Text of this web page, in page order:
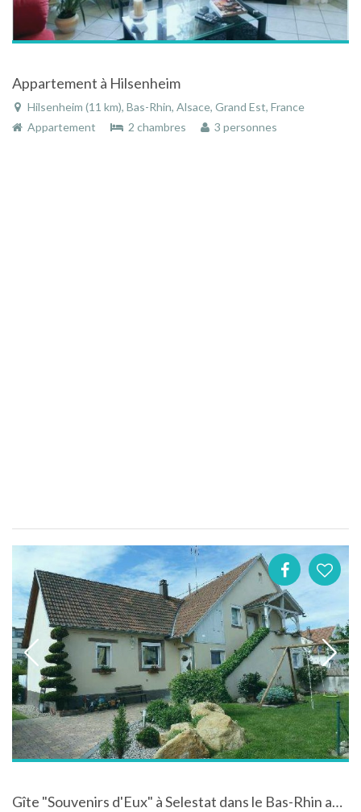
Appartement à Hilsenheim
Hilsenheim (11 km), Bas-Rhin, Alsace, Grand Est, France
Appartement
2 chambres 3 personnes
Gîte "Souvenirs d'Eux" à Selestat dans le Bas-Rhin au centre de l'Alsace